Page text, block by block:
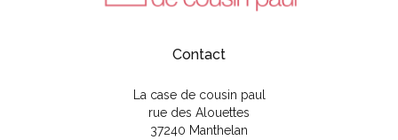
Contact
La case de cousin paul
rue des Alouettes
37240 Manthelan